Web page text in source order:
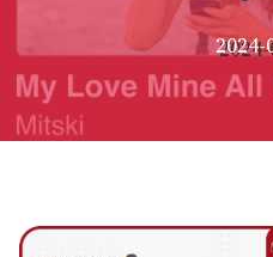
2024-